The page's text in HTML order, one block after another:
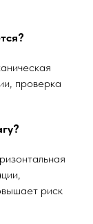
проверка
риск